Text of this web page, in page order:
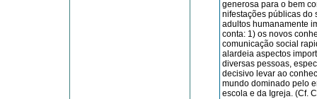
generosa para o bem
nifestações públicas do
adultos humanamente
conta: 1) os novos
comunicação social
alardeia aspectos
diversas pes­soas,
decisivo levar ao
mundo dominado pelo
escola e da Igreja. (Cf.